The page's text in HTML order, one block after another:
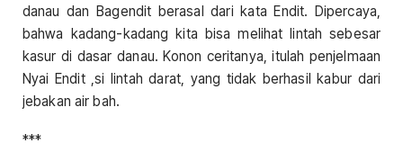
danau dan Bagendit berasal dari kata Endit. Dipercaya,
bahwa kadang-kadang kita bisa melihat lintah sebesar
kasur di dasar danau. Konon ceritanya, itulah penjelmaan
Nyai Endit ,si lintah darat, yang tidak berhasil kabur dari
jebakan air bah.
***